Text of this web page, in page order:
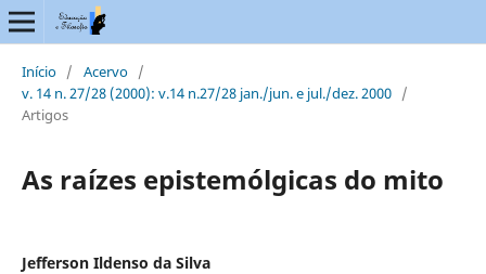
Início / Acervo /
v. 14 n. 27/28 (2000): v.14 n.27/28 jan./jun. e jul./dez. 2000 /
Artigos
As raízes epistemólgicas do mito
Jefferson Ildenso da Silva